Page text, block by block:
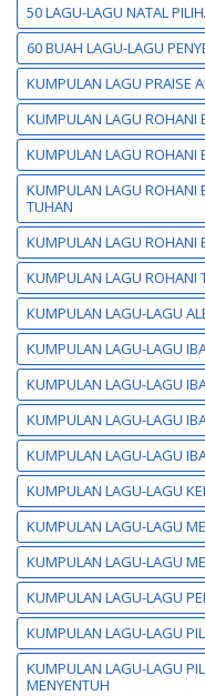
50 LAGU-LAGU NATAL
60 BUAH LAGU-LAGU
KUMPULAN LAGU PRAISE
KUMPULAN LAGU ROHANI
KUMPULAN LAGU ROHANI
KUMPULAN LAGU ROHANI
TUHAN
KUMPULAN LAGU ROHANI
KUMPULAN LAGU ROHANI
KUMPULAN LAGU-LAGU
KUMPULAN LAGU-LAGU
KUMPULAN LAGU-LAGU
KUMPULAN LAGU-LAGU
KUMPULAN LAGU-LAGU
KUMPULAN LAGU-LAGU
KUMPULAN LAGU-LAGU
KUMPULAN LAGU-LAGU
KUMPULAN LAGU-LAGU
KUMPULAN LAGU-LAGU
KUMPULAN LAGU-LAGU
MENYENTUH